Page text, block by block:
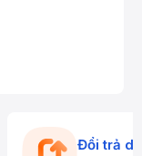
Đổi trả